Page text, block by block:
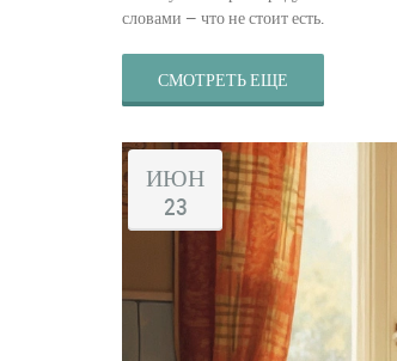
словами — что не стоит есть.
СМОТРЕТЬ ЕЩЕ
ИЮН
23